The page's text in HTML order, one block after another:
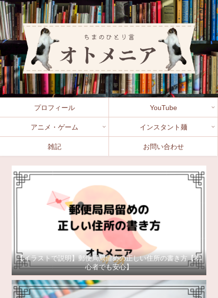
プロフィール YouTube
アニメ・ゲーム インスタント麺
雑記 お問い合わせ
【イラストで説明】郵便局局留めの正しい住所の書き方【初
心者でも安心】